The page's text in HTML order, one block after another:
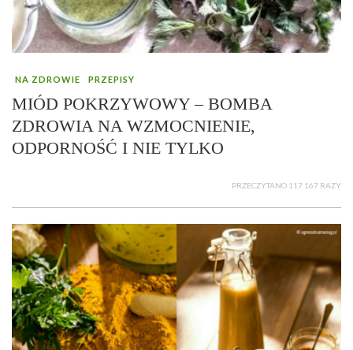
NA ZDROWIE PRZEPISY
MIÓD POKRZYWOWY – BOMBA
ZDROWIA NA WZMOCNIENIE,
ODPORNOŚĆ I NIE TYLKO
PRZECZYTANO 117 167 RAZY